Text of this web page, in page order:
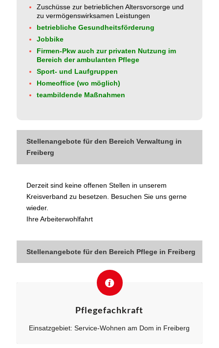
Zuschüsse zur betrieblichen Altersvorsorge und
zu vermögenswirksamen Leistungen
betriebliche Gesundheitsförderung
Jobbike
Firmen-Pkw auch zur privaten Nutzung im
Bereich der ambulanten Pflege
Sport- und Laufgruppen
Homeoffice (wo möglich)
teambildende Maßnahmen
Stellenangebote für den Bereich Verwaltung in
Freiberg
Derzeit sind keine offenen Stellen in unserem
Kreisverband zu besetzen. Besuchen Sie uns gerne
wieder.
Ihre Arbeiterwohlfahrt
Stellenangebote für den Bereich Pflege in Freiberg
Pflegefachkraft
Einsatzgebiet: Service-Wohnen am Dom in Freiberg